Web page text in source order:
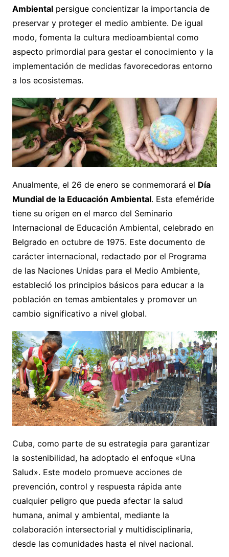
Ambientalpersigue concientizar la importancia de
preservar y proteger el medio ambiente. De igual
modo, fomenta la cultura medioambiental como
aspecto primordial para gestar el conocimiento y la
implementación de medidas favorecedoras entorno
a los ecosistemas.
Anualmente, el 26 de enero se conmemorará el Día
Mundial de la Educación Ambiental. Esta efeméride
tiene su origen en el marco del Seminario
Internacional de Educación Ambiental, celebrado en
Belgrado en octubre de 1975. Este documento de
carácter internacional, redactado por el Programa
de las Naciones Unidas para el Medio Ambiente,
estableció los principios básicos para educar a la
población en temas ambientales y promover un
cambio significativo a nivel global.
Cuba, como parte de su estrategia para garantizar
la sostenibilidad, ha adoptado el enfoque «Una
Salud». Este modelo promueve acciones de
prevención, control y respuesta rápida ante
cualquier peligro que pueda afectar la salud
humana, animal y ambiental, mediante la
colaboración intersectorial y multidisciplinaria,
desde las comunidades hasta el nivel nacional.